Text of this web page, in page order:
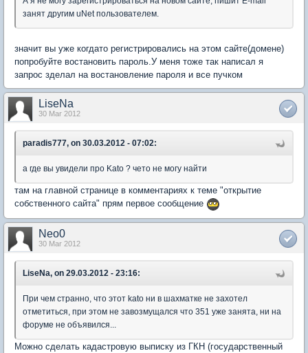
занят другим uNet пользователем.
значит вы уже когдато регистрировались на этом сайте(домене)
попробуйте востановить пароль.У меня тоже так написал я
запрос зделал на востановление пароля и все пучком
LiseNa
30 Mar 2012
paradis777, on 30.03.2012 - 07:02:
а где вы увидели про Kato ? чето не могу найти
там на главной странице в комментариях к теме "открытие
собственного сайта" прям первое сообщение
Neo0
30 Mar 2012
LiseNa, on 29.03.2012 - 23:16:
При чем странно, что этот kato ни в шахматке не захотел
отметиться, при этом не завозмущался что 351 уже занята, ни на
форуме не объявился...
Можно сделать кадастровую выписку из ГКН (государственный